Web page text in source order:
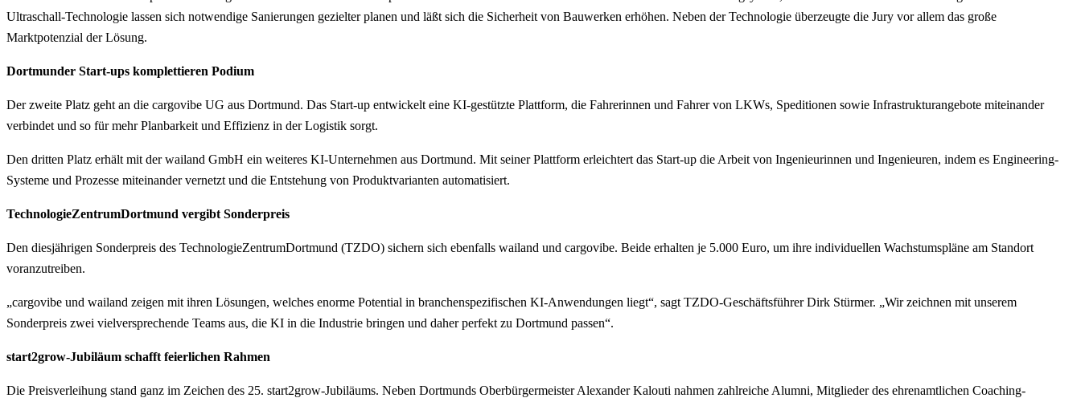
Ultraschall-Technologie lassen sich notwendige Sanierungen gezielter planen und läßt sich die Sicherheit von Bauwerken erhöhen. Neben der Technologie überzeugte die Jury vor allem das große
Marktpotenzial der Lösung.
Dortmunder Start-ups komplettieren Podium
Der zweite Platz geht an die cargovibe UG aus Dortmund. Das Start-up entwickelt eine KI-gestützte Plattform, die Fahrerinnen und Fahrer von LKWs, Speditionen sowie Infrastrukturangebote miteinander
verbindet und so für mehr Planbarkeit und Effizienz in der Logistik sorgt.
Den dritten Platz erhält mit der wailand GmbH ein weiteres KI-Unternehmen aus Dortmund. Mit seiner Plattform erleichtert das Start-up die Arbeit von Ingenieurinnen und Ingenieuren, indem es Engineering-
Systeme und Prozesse miteinander vernetzt und die Entstehung von Produktvarianten automatisiert.
TechnologieZentrumDortmund vergibt Sonderpreis
Den diesjährigen Sonderpreis des TechnologieZentrumDortmund (TZDO) sichern sich ebenfalls wailand und cargovibe. Beide erhalten je 5.000 Euro, um ihre individuellen Wachstumspläne am Standort
voranzutreiben.
„cargovibe und wailand zeigen mit ihren Lösungen, welches enorme Potential in branchenspezifischen KI-Anwendungen liegt“, sagt TZDO-Geschäftsführer Dirk Stürmer. „Wir zeichnen mit unserem
Sonderpreis zwei vielversprechende Teams aus, die KI in die Industrie bringen und daher perfekt zu Dortmund passen“.
start2grow-Jubiläum schafft feierlichen Rahmen
Die Preisverleihung stand ganz im Zeichen des 25. start2grow-Jubiläums. Neben Dortmunds Oberbürgermeister Alexander Kalouti nahmen zahlreiche Alumni, Mitglieder des ehrenamtlichen Coaching-